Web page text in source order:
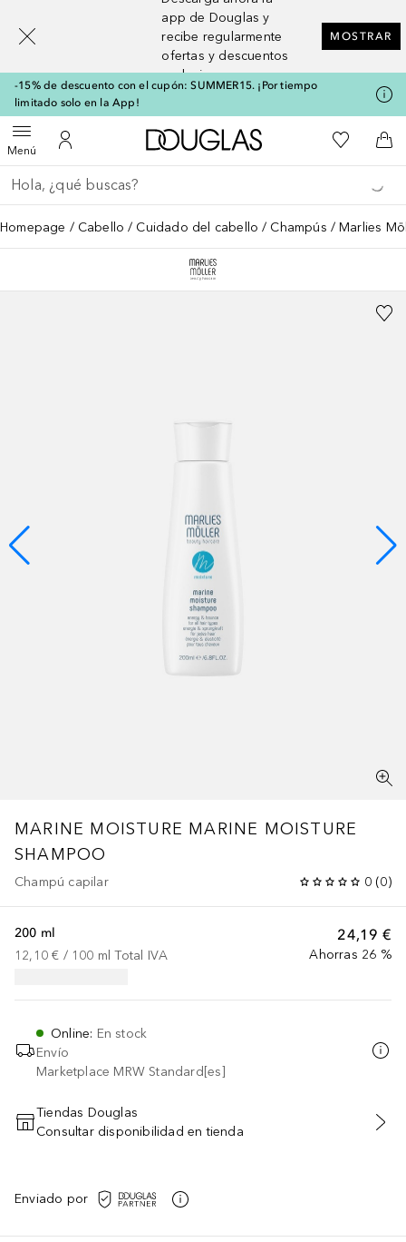
app de Douglas y
recibe regularmente
ofertas y descuentos
exclusivos
MOSTRAR
-15% de descuento con el cupón: SUMMER15. ¡Por tiempo
limitado solo en la App!
MenúAbrir menúMi cuenta
A Douglas HomeMi lista de
A
Regresar
Ejecutar búsqueda
Homepage Cabello Cuidado del cabello Champús Marlies
MARINE MOISTURE MARINE MOISTURE
SHAMPOO
Champú capilar 0 (0)
24,19 €
Ahorras 26 %
200 ml
12,10 € / 100 ml Total IVA
Online: En stock
Envío
Marketplace MRW Standard[es]
AÑADIR AL CARRITO
Tiendas Douglas
Consultar disponibilidad en tienda
Enviado por
[navigation.slideout.screenreader]